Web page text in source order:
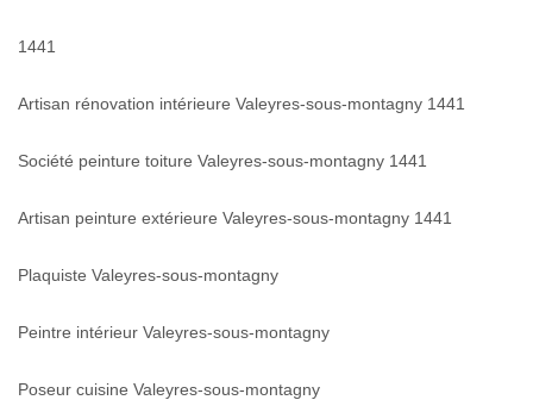
1441
Artisan rénovation intérieure Valeyres-sous-montagny 1441
Société peinture toiture Valeyres-sous-montagny 1441
Artisan peinture extérieure Valeyres-sous-montagny 1441
Plaquiste Valeyres-sous-montagny
Peintre intérieur Valeyres-sous-montagny
Poseur cuisine Valeyres-sous-montagny